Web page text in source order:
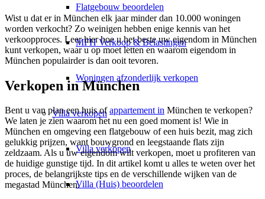
Flatgebouw beoordelen
MFH Verkoop & Belastingen
Woningen afzonderlijk verkopen
Villaverkopen
Villa verkopen
Villa (Huis) beoordelen
Wist u dat er in München elk jaar minder dan 10.000 woningen
worden verkocht? Zo weinigen hebben enige kennis van het
verkoopproces. Leer hier hoe u het beste uw eigendom in München
kunt verkopen, waar u op moet letten en waarom eigendom in
München populairder is dan ooit tevoren.
Verkopen in München
Bent u van plan eenhuisofappartement in München te verkopen?
We laten je zien waarom het nu een goed moment is! Wie in
München en omgeving een flatgebouw of een huis bezit, mag zich
gelukkig prijzen, want bouwgrond en leegstaande flats zijn
zeldzaam. Als u uw eigendom wilt verkopen, moet u profiteren van
de huidige gunstige tijd. In dit artikel komt u alles te weten over het
proces, de belangrijkste tips en de verschillende wijken van de
megastad München.